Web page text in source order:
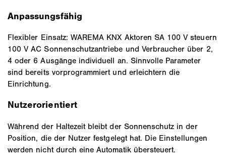
Anpassungsfähig
Flexibler Einsatz: WAREMA KNX Aktoren SA 100 V steuern
100 V AC Sonnenschutzantriebe und Verbraucher über 2,
4 oder 6 Ausgänge individuell an. Sinnvolle Parameter
sind bereits vorprogrammiert und erleichtern die
Einrichtung.
Nutzerorientiert
Während der Haltezeit bleibt der Sonnenschutz in der
Position, die der Nutzer festgelegt hat. Die Einstellungen
werden nicht durch eine Automatik übersteuert.